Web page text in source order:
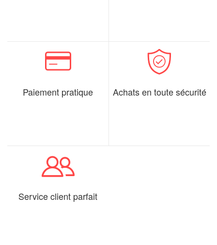
Paiement pratique Achats en toute sécurité
Service client parfait